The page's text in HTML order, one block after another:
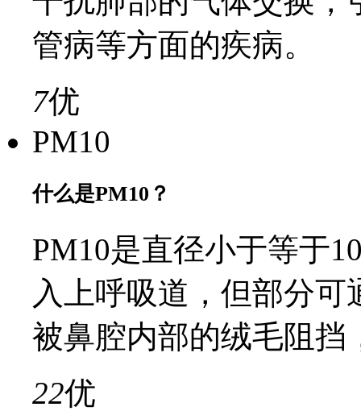
管病等方面的疾病。
7优
PM10
什么是PM10？
PM10是直径小于等于
入上呼吸道，但部分
被鼻腔内部的绒毛阻挡
22优